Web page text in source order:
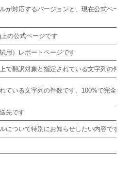
が対応するバージョンと、現在公式ページ
の公式ページです
用）レポートページです
で翻訳対象と指定されている文字列の件数
ている文字列の件数です。100%で完全翻
先です
について特別にお知らせしたい内容です